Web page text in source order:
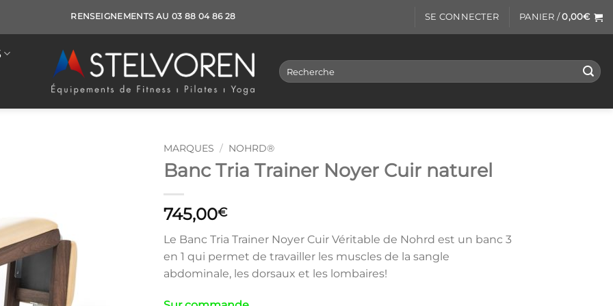
RENSEIGNEMENTS AU 03 88 04 86 28 SE CONNECTER PANIER /0,00€
Recherche
pour :
MARQUES / NOHRD®
Banc Tria Trainer Noyer Cuir naturel
745,00€
Le Banc Tria Trainer Noyer Cuir Véritable de Nohrd est un banc 3
en 1 qui permet de travailler les muscles de la sangle
abdominale, les dorsaux et les lombaires!